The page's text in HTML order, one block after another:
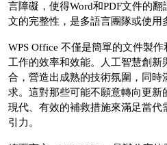
言障礙，使得Word和PDF文件的
文的完整性，是多語言團隊或使用
WPS Office 不僅是簡單的文件製
工作的效率和效能。人工智慧創新
合，營造出成熟的技術氛圍，同時
求。這對那些可能不願意轉向更
現代、有效的補救措施來滿足當代
引力。